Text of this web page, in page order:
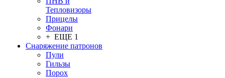
Тепловизоры
Прицелы
Фонари
+ ЕЩЕ 1
Снаряжение патронов
Пули
Гильзы
Порох